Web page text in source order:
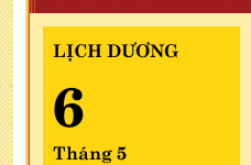
LỊCH DƯƠNG
6
Tháng 5